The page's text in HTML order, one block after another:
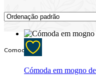
Comodas
Cómoda em mogno